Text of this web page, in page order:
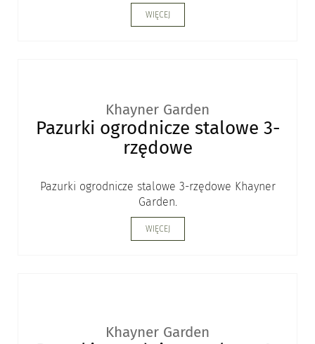
WIĘCEJ
Khayner Garden
Pazurki ogrodnicze stalowe 3-
rzędowe
Pazurki ogrodnicze stalowe 3-rzędowe Khayner
Garden.
WIĘCEJ
Khayner Garden